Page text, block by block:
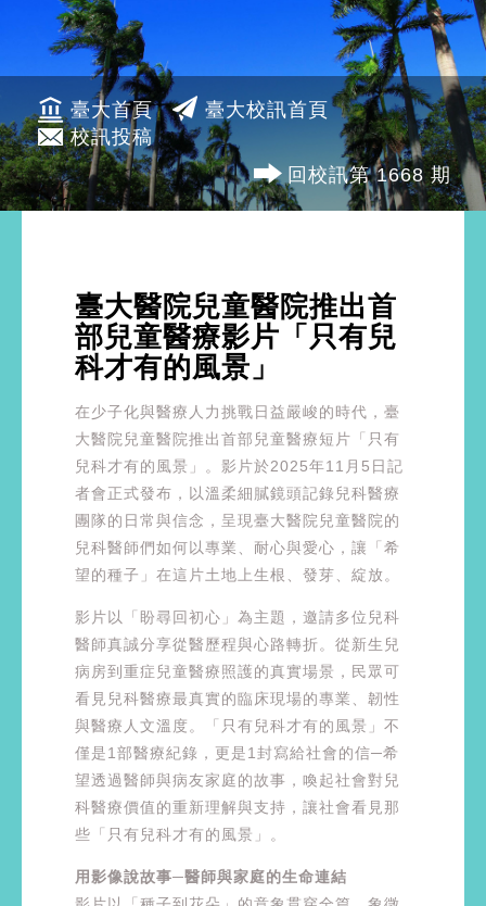
臺大首頁
臺大校訊首頁
校訊投稿
回校訊第 1668 期
臺大醫院兒童醫院推出首
部兒童醫療影片「只有兒
科才有的風景」
在少子化與醫療人力挑戰日益嚴峻的時代，臺
大醫院兒童醫院推出首部兒童醫療短片「只有
兒科才有的風景」。影片於2025年11月5日記
者會正式發布，以溫柔細膩鏡頭記錄兒科醫療
團隊的日常與信念，呈現臺大醫院兒童醫院的
兒科醫師們如何以專業、耐心與愛心，讓「希
望的種子」在這片土地上生根、發芽、綻放。
影片以「盼尋回初心」為主題，邀請多位兒科
醫師真誠分享從醫歷程與心路轉折。從新生兒
病房到重症兒童醫療照護的真實場景，民眾可
看見兒科醫療最真實的臨床現場的專業、韌性
與醫療人文溫度。「只有兒科才有的風景」不
僅是1部醫療紀錄，更是1封寫給社會的信─希
望透過醫師與病友家庭的故事，喚起社會對兒
科醫療價值的重新理解與支持，讓社會看見那
些「只有兒科才有的風景」。
用影像說故事─醫師與家庭的生命連結